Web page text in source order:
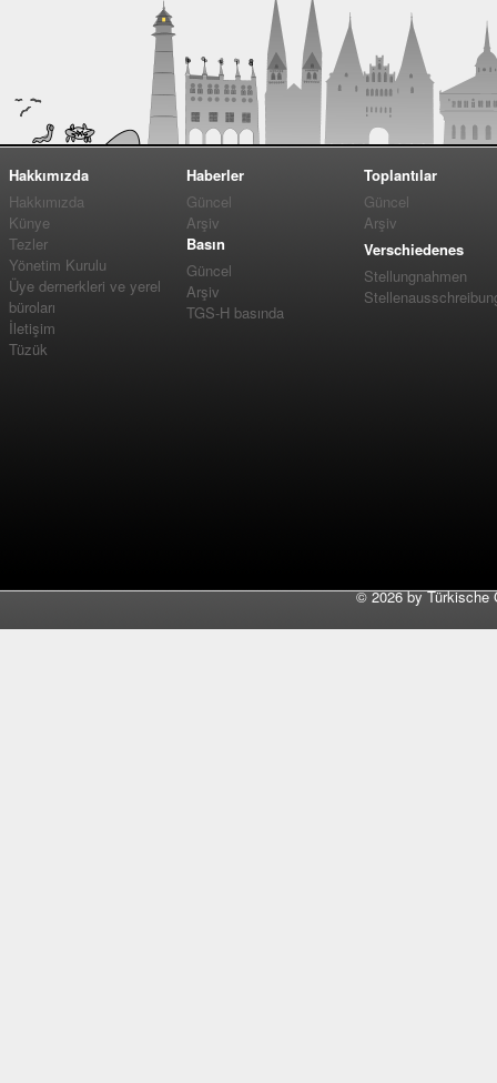
Hakkımızda
Hakkımızda
Künye
Tezler
Yönetim Kurulu
Üye dernerkleri ve yerel
büroları
İletişim
Tüzük
Haberler
Güncel
Arşiv
Basın
Güncel
Arşiv
TGS-H basında
Toplantılar
Güncel
Arşiv
Verschiedenes
Stellungnahmen
©2026 by Türkische